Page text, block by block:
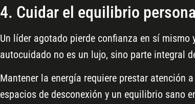
4. Cuidar el equilibrio
Un líder agotado pierde confianza en sí
autocuidado no es un lujo, sino parte integral
Mantener la energía requiere prestar atención
espacios de desconexión y un equilibrio sano